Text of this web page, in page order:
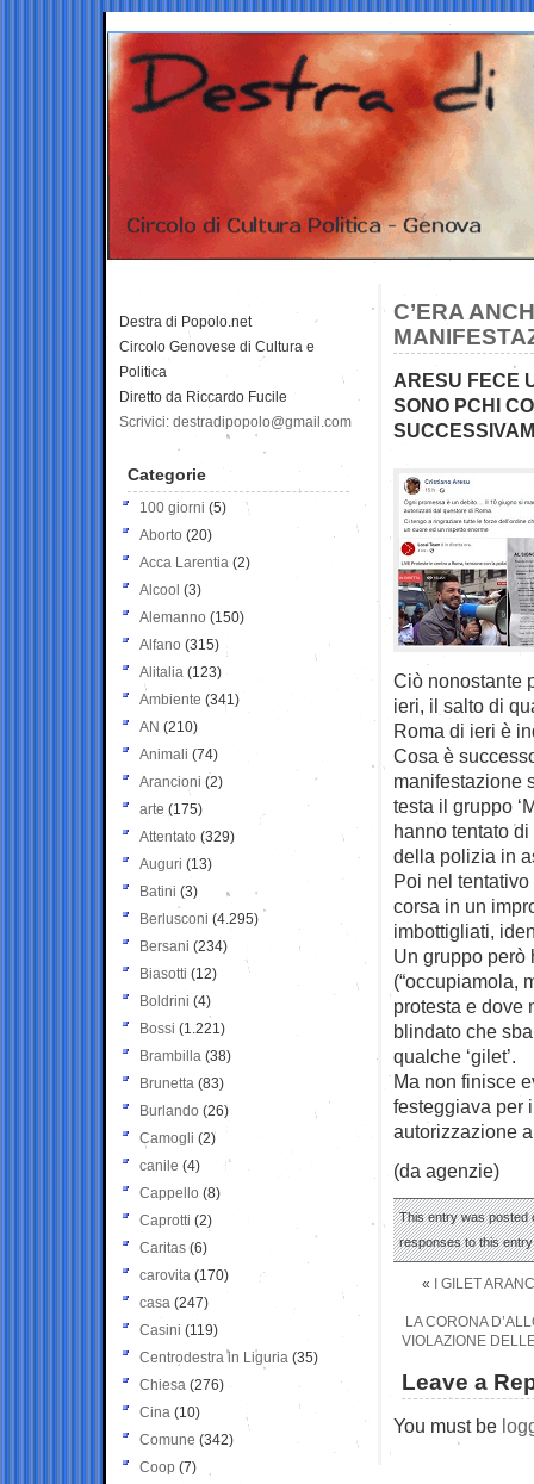
C’ERA
ARESU FECE
SONO PCHI
Ciò nonostante
ieri, il salto di
Roma di ieri è
Cosa è
manifestazione
testa il gruppo
hanno tentato
della polizia in
Poi nel
corsa in un
imbottigliati,
Un gruppo però
(“occupiamola,
protesta e dove
blindato che
qualche ‘gilet’.
Ma non finisce
festeggiava per
autorizzazione
(da agenzie)
This entry was posted
responses to this
« I GILET
LA CORONA
VIOLAZIONE
Leave a
You must be
Destra di Popolo.net
Circolo Genovese di Cultura e
Politica
Diretto da Riccardo Fucile
Scrivici: destradipopolo@gmail.com
Categorie
100 giorni (5)
Aborto (20)
Acca Larentia (2)
Alcool (3)
Alemanno (150)
Alfano (315)
Alitalia (123)
Ambiente (341)
AN (210)
Animali (74)
Arancioni (2)
arte (175)
Attentato (329)
Auguri (13)
Batini (3)
Berlusconi (4.295)
Bersani (234)
Biasotti (12)
Boldrini (4)
Bossi (1.221)
Brambilla (38)
Brunetta (83)
Burlando (26)
Camogli (2)
canile (4)
Cappello (8)
Caprotti (2)
Caritas (6)
carovita (170)
casa (247)
Casini (119)
Centrodestra in Liguria (35)
Chiesa (276)
Cina (10)
Comune (342)
Coop (7)